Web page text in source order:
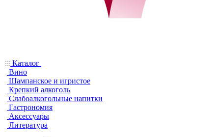
Каталог
Вино
Шампанское и игристое
Крепкий алкоголь
Слабоалкогольные напитки
Гастрономия
Аксессуары
Литература